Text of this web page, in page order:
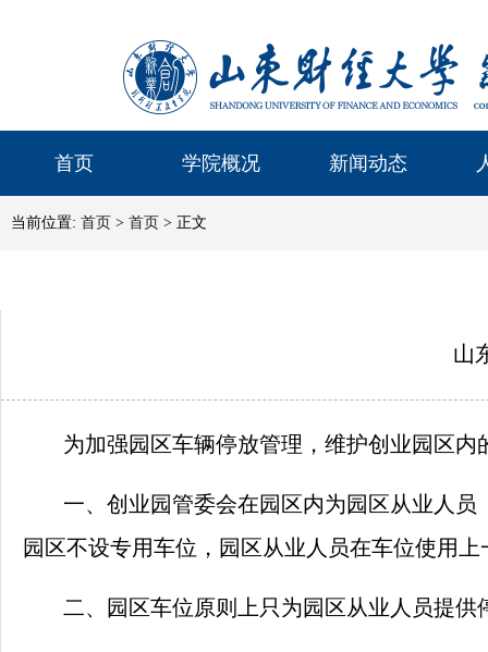
首页 学院概况 新闻动态
当前位置: 首页 > 首页 > 正文
山
为加强园区车辆停放管理，维护创业园区
一、创业园管委会在园区内为园区从业人
园区不设专用车位，园区从业人员在车位使用上
二、园区车位原则上只为园区从业人员提